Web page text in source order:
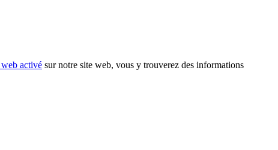
activé sur notre site web, vous y trouverez des informations